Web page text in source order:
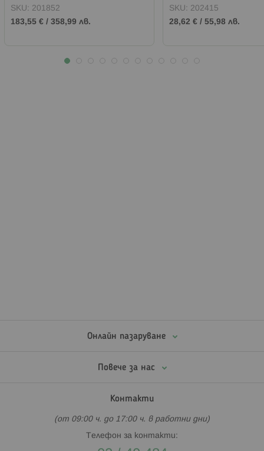
SKU: 201852
183,55 € / 358,99 лв.
77239
SKU: 202415
28,62 € / 55,98 лв.
Онлайн пазаруване
Повече за нас
Контакти
(от 09:00 ч. до 17:00 ч. в работни дни)
Телефон за контакти: